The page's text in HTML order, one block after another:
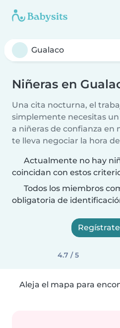
Niñeras en
Una cita nocturna, el
simplemente necesitas
a niñeras de confianza en
te lleva negociar la hora
Actualmente no hay
coincidan con estos
Todos los miembros
obligatoria de
4.7 / 5
Aleja el mapa para